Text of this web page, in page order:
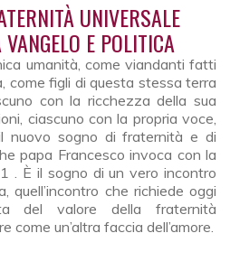
UNIVERSALE
E POLITICA
umanità, come viandanti fatti
come figli di questa stessa terra
con la ricchezza della sua
ciascuno con la propria voce,
nuovo sogno di fraternità e di
papa Francesco invoca con la
. È il sogno di un vero incontro
quell’incontro che richiede oggi
del valore della fraternità
come un’altra faccia dell’amore.